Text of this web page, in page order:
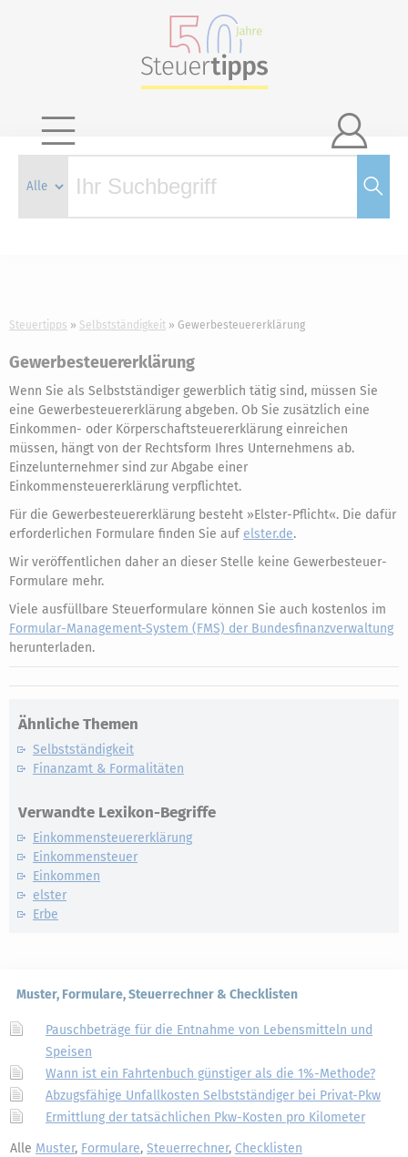

Steuertipps Selbstständigkeit Gewerbesteuererklärung
Gewerbesteuererklärung
Wenn Sie als Selbstständiger gewerblich tätig sind, müssen Sie
eine Gewerbesteuererklärung abgeben. Ob Sie zusätzlich eine
Einkommen- oder Körperschaftsteuererklärung einreichen
müssen, hängt von der Rechtsform Ihres Unternehmens ab.
Einzelunternehmer sind zur Abgabe einer
Einkommensteuererklärung verpflichtet.
Für die Gewerbesteuererklärung besteht »Elster-Pflicht«. Die dafür
erforderlichen Formulare finden Sie auf elster.de.
Wir veröffentlichen daher an dieser Stelle keine Gewerbesteuer-
Formulare mehr.
Viele ausfüllbare Steuerformulare können Sie auch kostenlos im
Formular-Management-System (FMS) der Bundesfinanzverwaltung
herunterladen.
Ähnliche Themen
Selbstständigkeit
Finanzamt & Formalitäten
Verwandte Lexikon-Begriffe
Einkommensteuererklärung
Einkommensteuer
Einkommen
elster
Erbe
Muster, Formulare, Steuerrechner & Checklisten
Pauschbeträge für die Entnahme von Lebensmitteln und
Speisen
Wann ist ein Fahrtenbuch günstiger als die 1%-Methode?
Abzugsfähige Unfallkosten Selbstständiger bei Privat-Pkw
Ermittlung der tatsächlichen Pkw-Kosten pro Kilometer
Alle Muster, Formulare, Steuerrechner, Checklisten